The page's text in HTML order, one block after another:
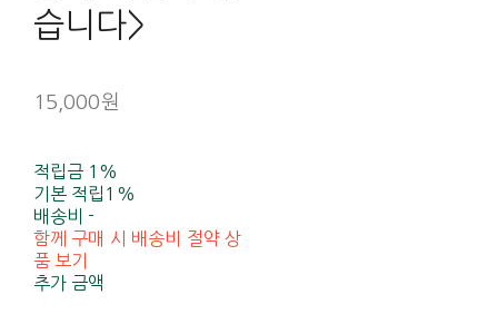
습니다>
15,000원
적립금 1%
기본 적립 1%
배송비-
함께 구매 시 배송비 절약 상
품 보기
추가 금액